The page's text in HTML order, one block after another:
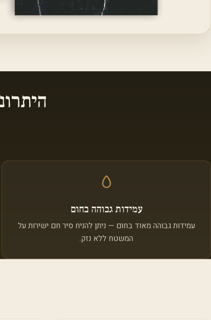
עמידות גבוהה בחום
עמידות גבוהה מאוד בחום — ניתן להניח סיר חם ישירות על
המשטח ללא נזק.